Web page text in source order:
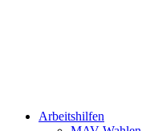
Arbeitshilfen